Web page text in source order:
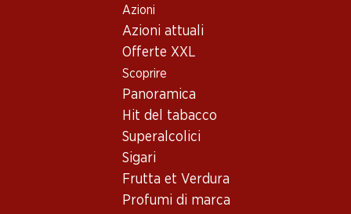
Azioni
Azioni attuali
Offerte XXL
Scoprire
Panoramica
Hit del tabacco
Superalcolici
Sigari
Frutta et Verdura
Profumi di marca
Vino/champagne
La Mancha
Blas Muñoz Bodegas Munoz Chardonnay D.O. La Mancha